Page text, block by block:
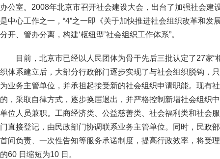
办公室。2008年北京市召开社会建设大会，出台了加强社会建
是中心工作之一，“4”之一即《关于加快推进社会组织改革和发
分开、管办分离，构建‘枢纽型’社会组织工作体系”。
目前，北京市已经以人民团体为骨干先后三批认定了27家“
织体系建立后，大部分行政部门逐步实现了与社会组织脱钩，
为业务主管单位，并承担起接受新的社会组织申请职能。现有
的，采取自律方式，逐步换届退出，并严格控制新增社会组织
单位人员兼职。工商经济类、公益慈善类、社会福利类和社会
门直接登记，由民政部门协调联系业务主管单位。同时，民政
首问负责、一次性告知等服务承诺制度，提高行政效率，将受
的60 日缩短为10 日。